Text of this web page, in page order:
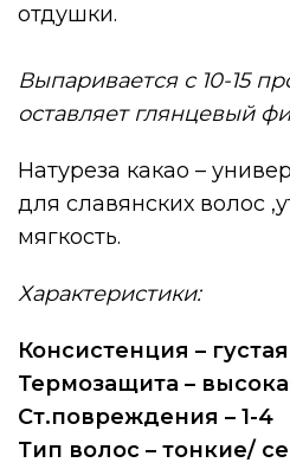
отдушки.⠀
Выпаривается с 10-15
оставляет глянцевый
Натуреза какао –
для славянских волос
мягкость.⠀
Характеристики:
Консистенция – густая
Термозащита –
Ст.повреждения – 1-4
Тип волос – тонкие/